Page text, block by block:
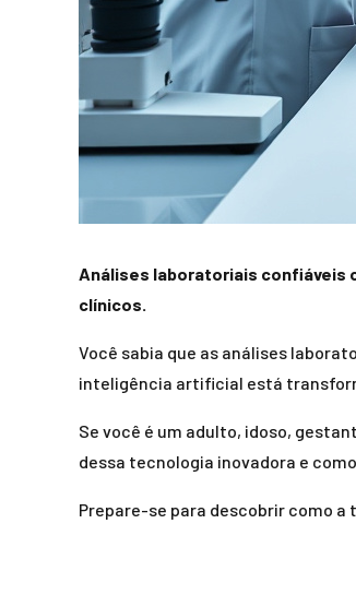
Análises laboratoriais confiáveis
clínicos.
Você sabia que as análises
inteligência artificial está
Se você é um adulto, idoso,
dessa tecnologia inovadora e
Prepare-se para descobrir como a